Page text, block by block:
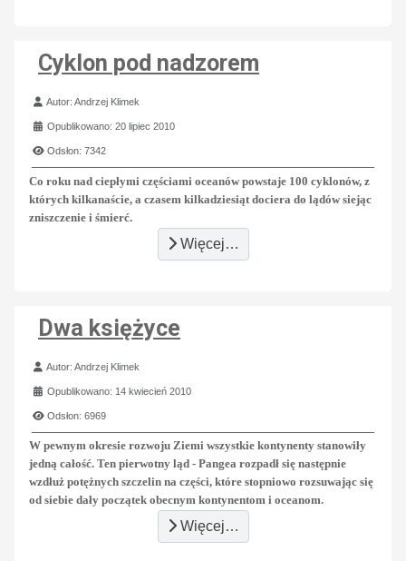
Cyklon pod nadzorem
Szczegóły
Autor:Andrzej Klimek
Opublikowano: 20 lipiec 2010
Odsłon: 7342
Co roku nad ciepłymi częściami oceanów powstaje 100 cyklonów, z
których kilkanaście, a czasem kilkadziesiąt dociera do lądów siejąc
zniszczenie i śmierć.
Więcej…
Dwa księżyce
Szczegóły
Autor:Andrzej Klimek
Opublikowano: 14 kwiecień 2010
Odsłon: 6969
W pewnym okresie rozwoju Ziemi wszystkie kontynenty stanowiły
jedną całość. Ten pierwotny ląd - Pangea rozpadł się następnie
wzdłuż potężnych szczelin na części, które stopniowo rozsuwając się
od siebie dały początek obecnym kontynentom i oceanom.
Więcej…